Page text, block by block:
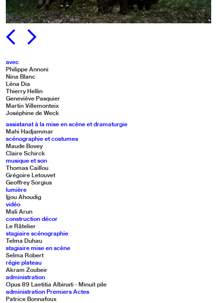
avec
Philippe Annoni
Nina Blanc
Léna Dia
Thierry Hellin
Geneviève Pasquier
Martin Villemonteix
Joséphine de Weck
assistanat à la mise en scène et dramaturgie
Mahi Hadjammar
scénographie et costumes
Maude Bovey
Claire Schirck
musique et son
Thomas Caillou
Grégoire Letouvet
Geoffrey Sorgius
lumière
Ijjou Ahoudig
vidéo
Mali Arun
construction décor
Le Râtelier
stagiaire scénographie
Telma Duhau
stagiaire mise en scène
Selma Robert
régie plateau
Akram Zoubeir
administration
Opus 89 Laetitia Albinati - Minuit pile
administration Premiers Actes
Patrice Bonnafoux